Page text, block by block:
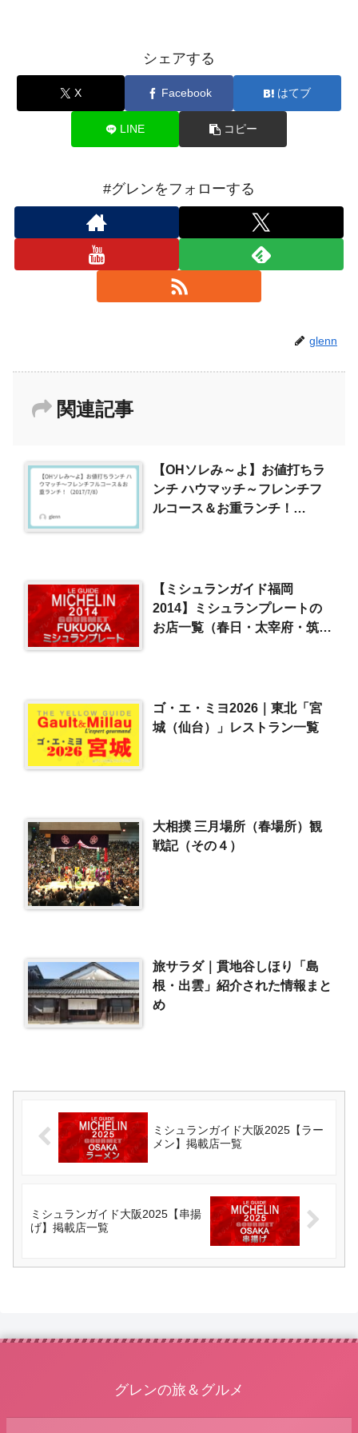
シェアする
X Facebook はてブ
LINE コピー
#グレンをフォローする
glenn
関連記事
【OHソレみ～よ】お値打ちラ
ンチ ハウマッチ～フレンチフ
ルコース＆お重ランチ！
【ミシュランガイド福岡
2014】ミシュランプレートの
お店一覧（春日・太宰府・筑紫
ゴ・エ・ミヨ2026｜東北「宮
城（仙台）」レストラン一覧
大相撲 三月場所（春場所）観
戦記（その４）
旅サラダ｜貫地谷しほり「島
根・出雲」紹介された情報まと
め
ミシュランガイド大阪2025【ラー
メン】掲載店一覧
ミシュランガイド大阪2025【串揚
げ】掲載店一覧
グレンの旅＆グルメ